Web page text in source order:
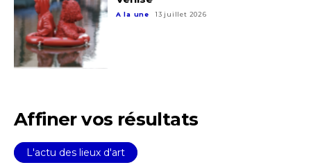
A la une 13 juillet 2026
Affiner vos résultats
L'actu des lieux d'art